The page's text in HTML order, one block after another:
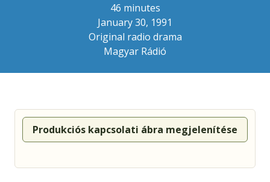
46 minutes
January 30, 1991
Original radio drama
Magyar Rádió
Produkciós kapcsolati ábra megjelenítése